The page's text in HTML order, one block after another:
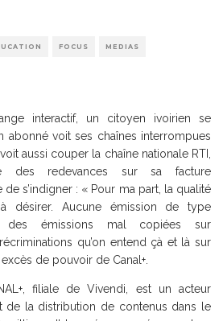
FOCUS MEDIAS
interactif, un citoyen ivoirien se
abonné voit ses chaînes interrompues
aussi couper la chaîne nationale RTI,
redevances sur sa facture
de s’indigner : « Pour ma part, la qualité
désirer. Aucune émission de type
des émissions mal copiées sur
qu’on entend çà et là sur
de pouvoir de Canal+.
filiale de Vivendi, est un acteur
de la distribution de contenus dans le